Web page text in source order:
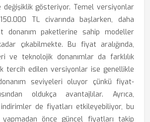
değişiklik gösteriyor. Temel versiyonlar
TL civarında başlarken, daha
donanım paketlerine sahip modeller
çıkabilmekte. Bu fiyat aralığında,
ve teknolojik donanımlar da farklılık
tercih edilen versiyonlar ise genellikle
seviyeleri oluyor çünkü fiyat-
oldukça avantajlılar. Ayrıca,
de fiyatları etkileyebiliyor, bu
yapmadan önce güncel fiyatları takip